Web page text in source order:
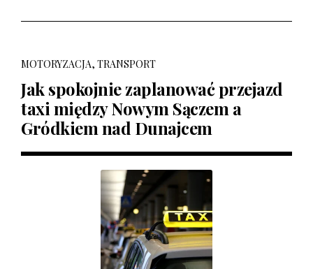
MOTORYZACJA, TRANSPORT
Jak spokojnie zaplanować przejazd
taxi między Nowym Sączem a
Gródkiem nad Dunajcem